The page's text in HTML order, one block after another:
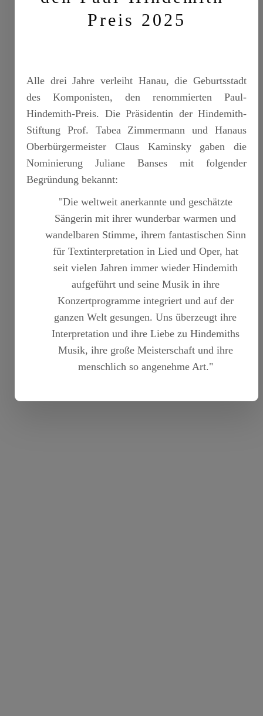
Preis 2025
Alle drei Jahre verleiht Hanau, die Geburtsstadt
des Komponisten, den renommierten Paul-
Hindemith-Preis. Die Präsidentin der Hindemith-
Stiftung Prof. Tabea Zimmermann und Hanaus
Oberbürgermeister Claus Kaminsky gaben die
Nominierung Juliane Banses mit folgender
Begründung bekannt:
"Die weltweit anerkannte und geschätzte
Sängerin mit ihrer wunderbar warmen und
wandelbaren Stimme, ihrem fantastischen Sinn
für Textinterpretation in Lied und Oper, hat
seit vielen Jahren immer wieder Hindemith
aufgeführt und seine Musik in ihre
Konzertprogramme integriert und auf der
ganzen Welt gesungen. Uns überzeugt ihre
Interpretation und ihre Liebe zu Hindemiths
Musik, ihre große Meisterschaft und ihre
menschlich so angenehme Art."